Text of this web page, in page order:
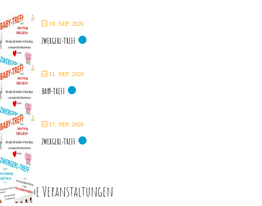
10. SEP. 2026
ZWERGERL-TREFF
11. SEP. 2026
BABY-TREFF
17. SEP. 2026
ZWERGERL-TREFF
Veranstaltungen